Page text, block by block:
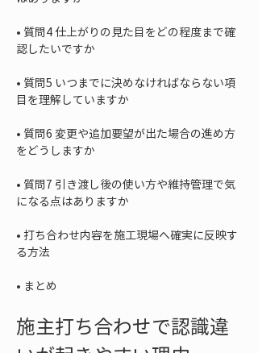
• 質問4 仕上がりの見た目をどの程度まで確
• 質問5 いつまでに決めなければならない項
• 質問6 変更や追加要望が出た場合の進め方
• 質問7 引き渡し後の使い方や維持管理で気
• 打ち合わせ内容を施工現場へ確実に反映す
• まとめ
施主打ち合わせで認識違